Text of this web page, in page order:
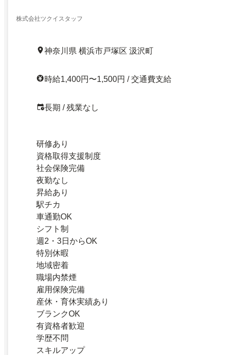
株式会社ツクイスタッフ
神奈川県 横浜市戸塚区 汲沢町
時給1,400円〜1,500円 / 交通費支給
長期 / 残業なし
研修あり
資格取得支援制度
社会保険完備
夜勤なし
昇給あり
駅チカ
車通勤OK
シフト制
週2・3日からOK
特別休暇
地域密着
職場内禁煙
雇用保険完備
産休・育休実績あり
ブランクOK
有資格者歓迎
学歴不問
スキルアップ